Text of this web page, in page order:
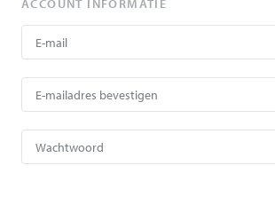
ACCOUNT INFORMATIE